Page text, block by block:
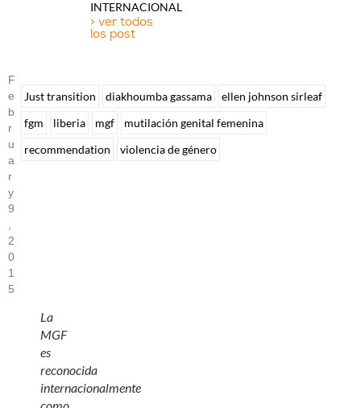
INTERNACIONAL
> ver todos
los post
F
E
B
R
U
A
R
Y
9
2
0
1
5
La
MGF
es
reconocida
internacionalmente
Just transition diakhoumba gassama
ellen johnson sirleaf
fgm
liberia mgf
mutilación genital femenina
recommendation
violencia de género